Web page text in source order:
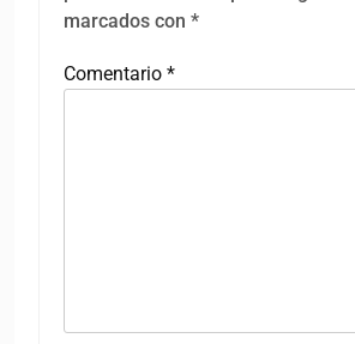
marcados con *
Comentario *